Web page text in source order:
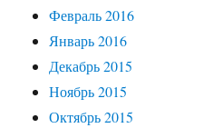
Февраль 2016
Январь 2016
Декабрь 2015
Ноябрь 2015
Октябрь 2015